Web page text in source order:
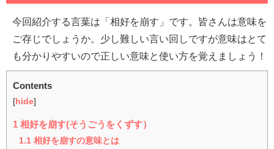
今回紹介する言葉は「相好を崩す」です。皆さんは意味を
ご存じでしょうか。少し難しい言い回しですが意味はとて
も分かりやすいので正しい意味と使い方を覚えましょう！
Contents
[ hide]
1 相好を崩す(そうごうをくずす）
1.1 相好を崩すの意味とは